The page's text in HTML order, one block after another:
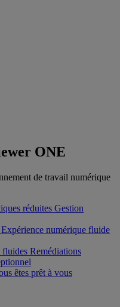
ONE
de travail numérique
réduites Gestion
Expérience numérique fluide
fluides Remédiations
êtes prêt à vous